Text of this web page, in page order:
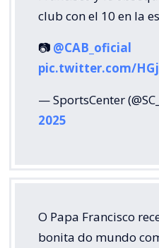
club con el 10 en la
📷 @CAB_oficial
pic.twitter.com/
— SportsCenter
2025
O Papa Francisco
bonita do mundo